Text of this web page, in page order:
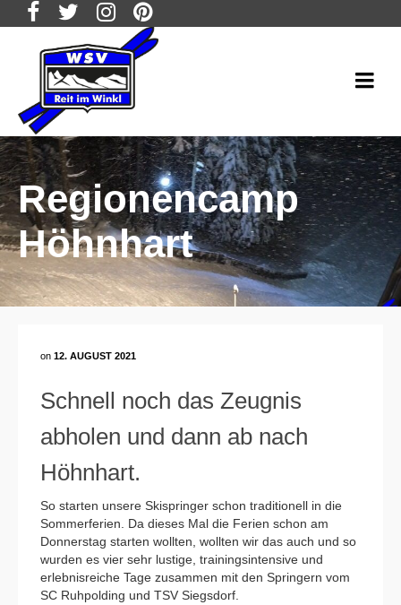
Regionencamp
Höhnhart
on 12. AUGUST 2021
Schnell noch das Zeugnis
abholen und dann ab nach
Höhnhart.
So starten unsere Skispringer schon traditionell in die
Sommerferien. Da dieses Mal die Ferien schon am
Donnerstag starten wollten, wollten wir das auch und so
wurden es vier sehr lustige, trainingsintensive und
erlebnisreiche Tage zusammen mit den Springern vom
SC Ruhpolding und TSV Siegsdorf.